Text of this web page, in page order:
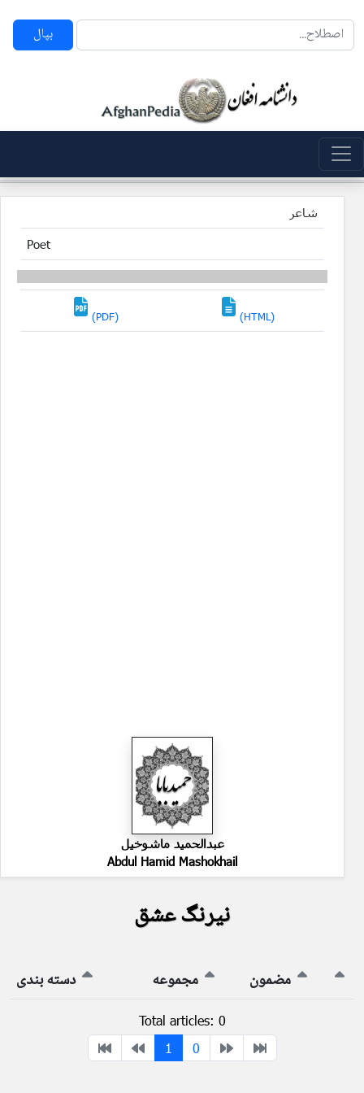
بپال
شاعر
Poet
(PDF) (HTML)
عبدالحمید ماشوخیل
Abdul Hamid Mashokhail
نیرنگ عشق
مضمون مجموعه دسته بندی
Total articles: 0
1
0